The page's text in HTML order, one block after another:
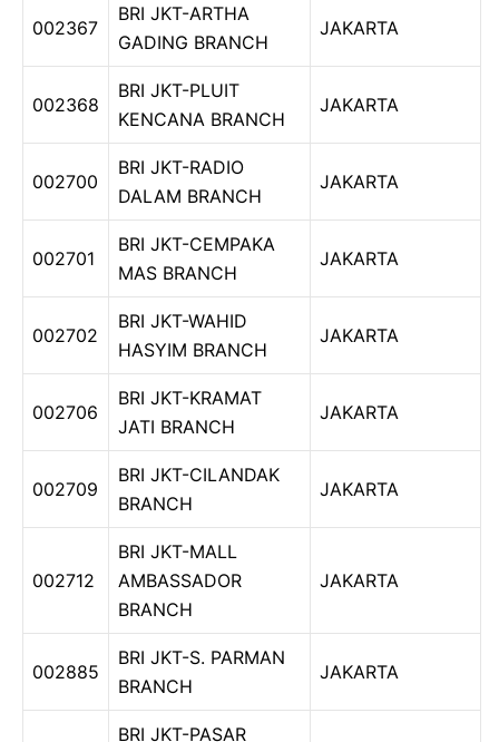
002367
BRI JKT-ARTHA
GADING BRANCH
JAKARTA
002368
BRI JKT-PLUIT
KENCANA BRANCH
JAKARTA
002700
BRI JKT-RADIO
DALAM BRANCH
JAKARTA
002701
BRI JKT-CEMPAKA
MAS BRANCH
JAKARTA
002702
BRI JKT-WAHID
HASYIM BRANCH
JAKARTA
002706
BRI JKT-KRAMAT
JATI BRANCH
JAKARTA
002709
BRI JKT-CILANDAK
BRANCH
JAKARTA
002712
BRI JKT-MALL
AMBASSADOR
BRANCH
JAKARTA
002885
BRI JKT-S. PARMAN
BRANCH
JAKARTA
BRI JKT-PASAR